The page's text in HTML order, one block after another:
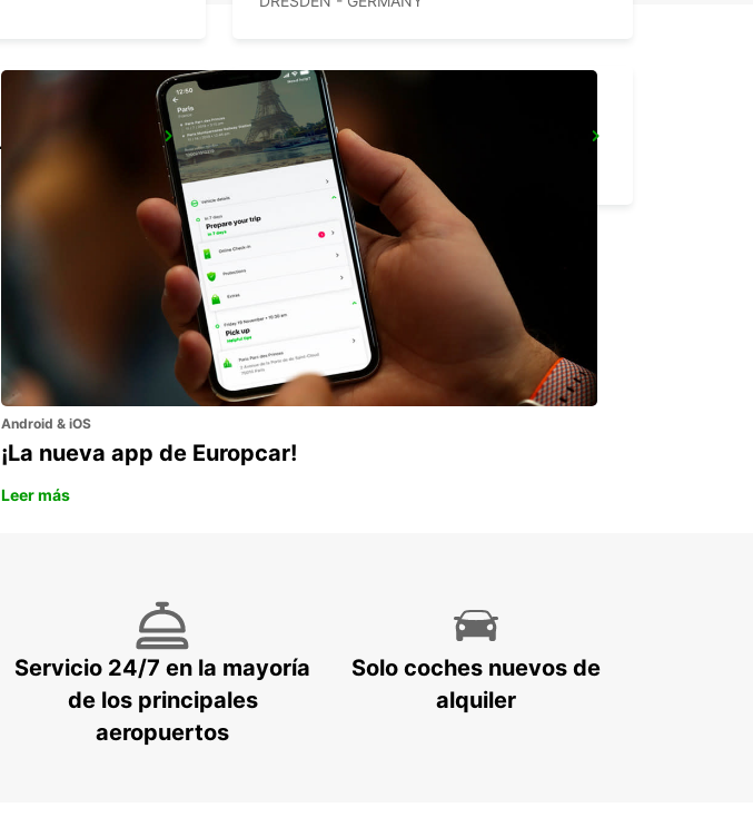
DRESDEN LOCKWITZ
DRESDEN - GERMANY
Android & iOS
¡La nueva app de Europcar!
Leer más
Servicio 24/7 en la mayoría
de los principales
aeropuertos
Solo coches nuevos de
alquiler